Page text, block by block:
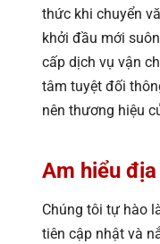
thức khi chuyển
khởi đầu mới
cấp dịch vụ vận
tâm tuyệt đối
nên thương hiệu
Am hiểu
Chúng tôi tự hào
tiên cập nhật và